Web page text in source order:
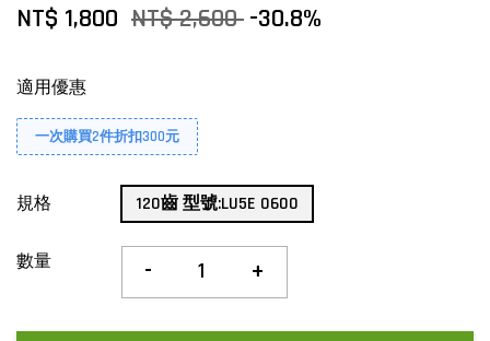
NT$ 1,800 NT$ 2,600 -30.8%
適用優惠
一次購買2件折扣300元
規格 120齒 型號:LU5E 0600
數量 - +